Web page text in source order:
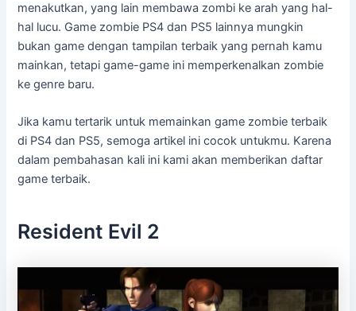
menakutkan, yang lain membawa zombi ke arah yang hal-
hal lucu. Game zombie PS4 dan PS5 lainnya mungkin
bukan game dengan tampilan terbaik yang pernah kamu
mainkan, tetapi game-game ini memperkenalkan zombie
ke genre baru.
Jika kamu tertarik untuk memainkan game zombie terbaik
di PS4 dan PS5, semoga artikel ini cocok untukmu. Karena
dalam pembahasan kali ini kami akan memberikan daftar
game terbaik.
Resident Evil 2